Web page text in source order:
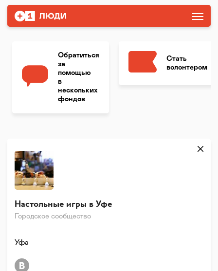
Обратиться
за
помощью
в
нескольких
фондов
Стать
волонтером
Городское сообщество
Настольные игры в Уфе
Уфа